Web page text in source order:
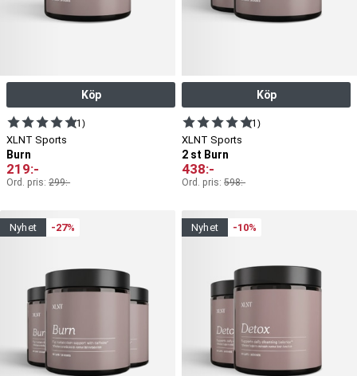
Köp
(1)
XLNT Sports
Burn
219:-
Ord. pris: 299:-
Köp
(1)
XLNT Sports
2 st Burn
438:-
Ord. pris: 598:-
nyhet -27% nyhet -10%